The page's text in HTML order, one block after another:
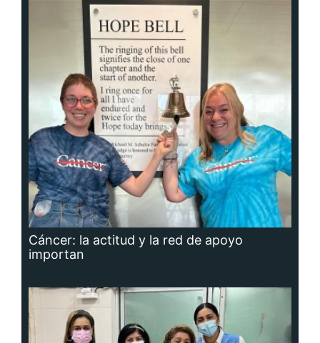
Cáncer: la actitud y la red de apoyo
importan